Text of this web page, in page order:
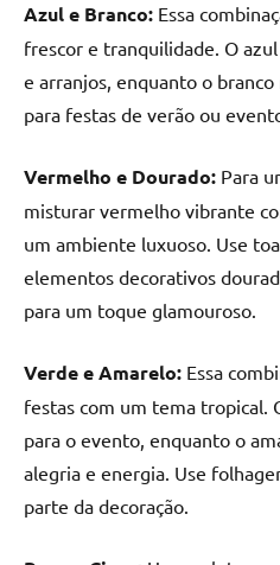
Azul e Branco: Essa
frescor e tranquilidade. O
e arranjos, enquanto o
para festas de verão ou
Vermelho e Dourado: Para
misturar vermelho vibrante
um ambiente luxuoso. Use
elementos decorativos
para um toque glamouroso.
Verde e Amarelo: Essa
festas com um tema tropical.
para o evento, enquanto o
alegria e energia. Use
parte da decoração.